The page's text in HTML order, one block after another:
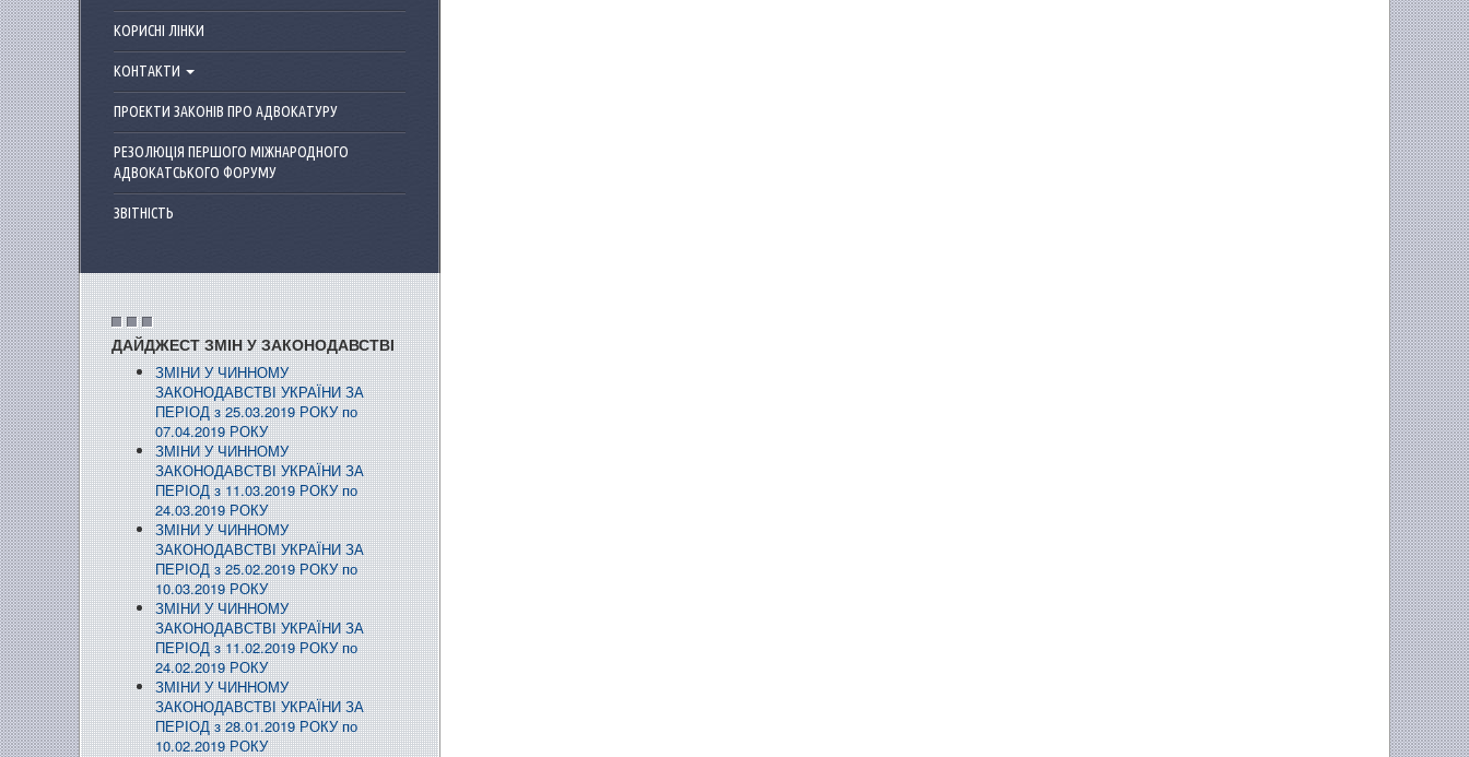
КОРИСНІ ЛІНКИ
КОНТАКТИ
ПРОЕКТИ ЗАКОНІВ ПРО АДВОКАТУРУ
РЕЗОЛЮЦІЯ ПЕРШОГО МІЖНАРОДНОГО
АДВОКАТСЬКОГО ФОРУМУ
ЗВІТНІСТЬ
ДАЙДЖЕСТ ЗМІН У ЗАКОНОДАВСТВІ
ЗМІНИ У ЧИННОМУ
ЗАКОНОДАВСТВІ УКРАЇНИ ЗА
ПЕРІОД з 25.03.2019 РОКУ по
07.04.2019 РОКУ
ЗМІНИ У ЧИННОМУ
ЗАКОНОДАВСТВІ УКРАЇНИ ЗА
ПЕРІОД з 11.03.2019 РОКУ по
24.03.2019 РОКУ
ЗМІНИ У ЧИННОМУ
ЗАКОНОДАВСТВІ УКРАЇНИ ЗА
ПЕРІОД з 25.02.2019 РОКУ по
10.03.2019 РОКУ
ЗМІНИ У ЧИННОМУ
ЗАКОНОДАВСТВІ УКРАЇНИ ЗА
ПЕРІОД з 11.02.2019 РОКУ по
24.02.2019 РОКУ
ЗМІНИ У ЧИННОМУ
ЗАКОНОДАВСТВІ УКРАЇНИ ЗА
ПЕРІОД з 28.01.2019 РОКУ по
10.02.2019 РОКУ